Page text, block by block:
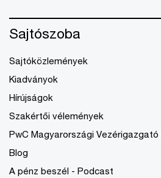
Sajtószoba
Sajtóközlemények
Kiadványok
Hírújságok
Szakértői vélemények
PwC Magyarországi Vezérigazgató
Blog
A pénz beszél - Podcast